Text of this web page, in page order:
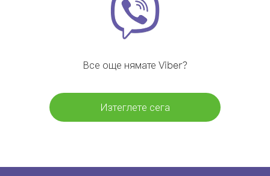
Все още нямате Viber?
Изтеглете сега